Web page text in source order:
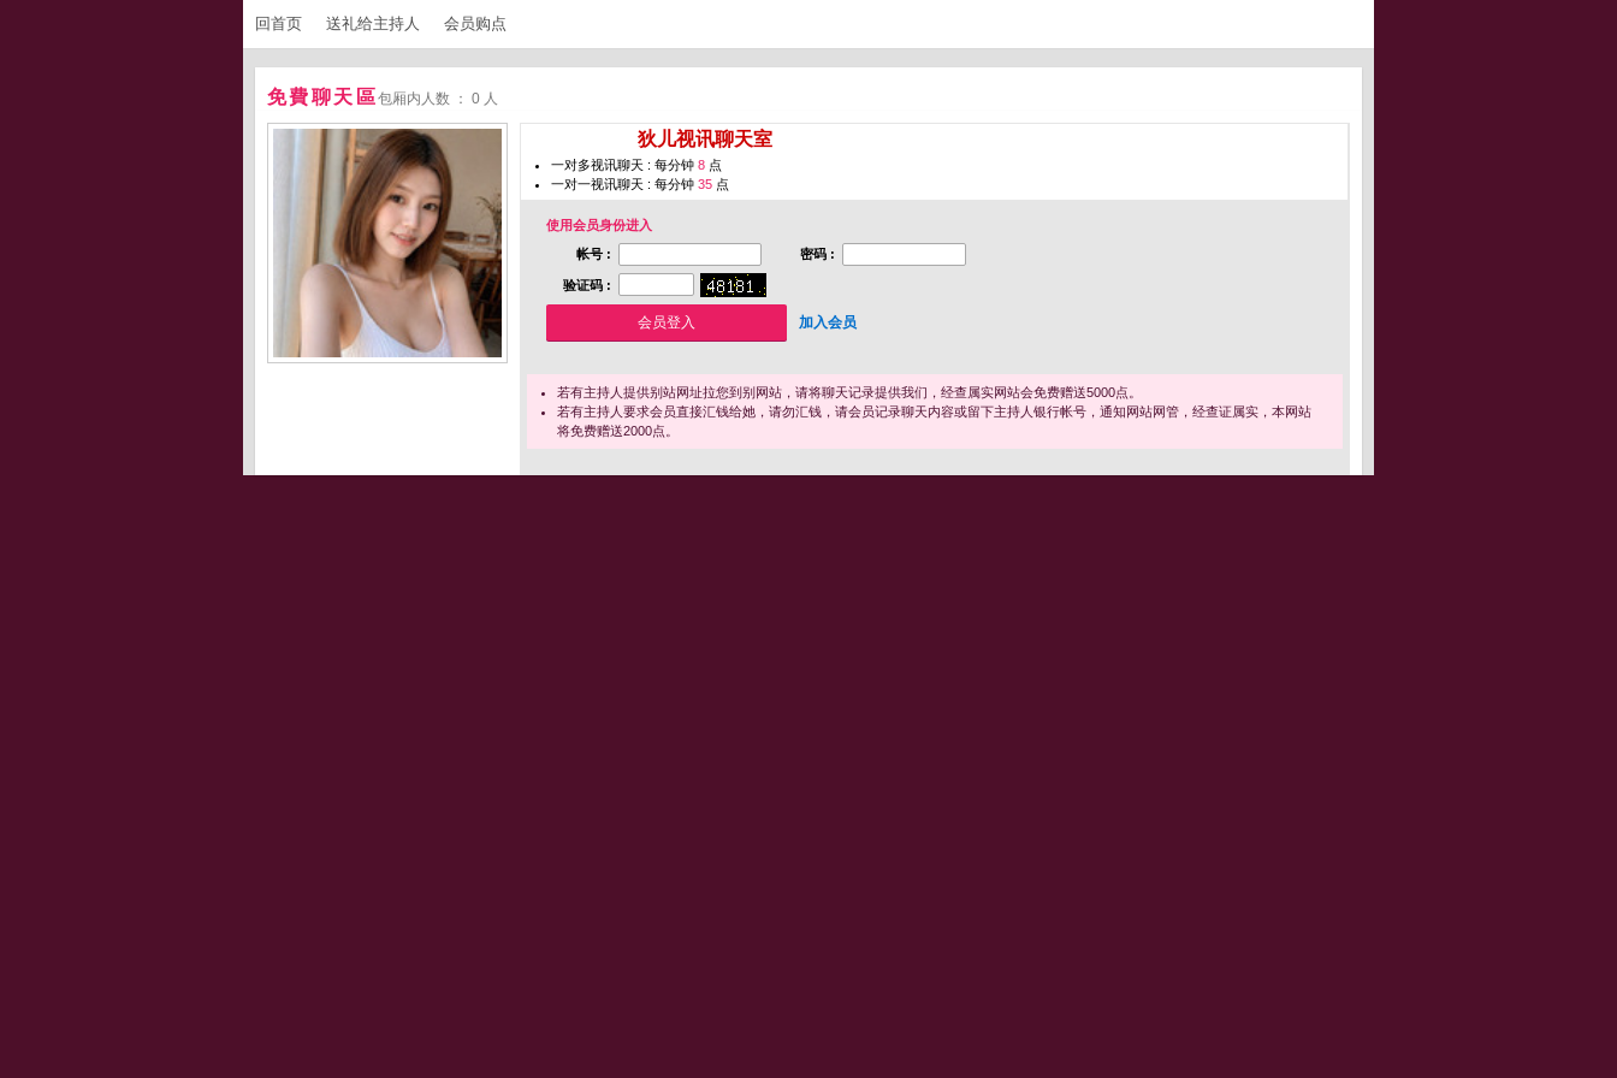
回首页 送礼给主持人 会员购点
免費聊天區包厢内人数 ： 0 人
狄儿视讯聊天室
一对多视讯聊天 : 每分钟 8 点
一对一视讯聊天 : 每分钟 35 点
使用会员身份进入
帐号 :
密码 :
验证码 :
加入会员
若有主持人提供别站网址拉您到别网站，请将聊天记录提供我们，经查属实网站会免费赠送5000点。
若有主持人要求会员直接汇钱给她，请勿汇钱，请会员记录聊天内容或留下主持人银行帐号，通知网站网管，经查证属实，本网站
将免费赠送2000点。